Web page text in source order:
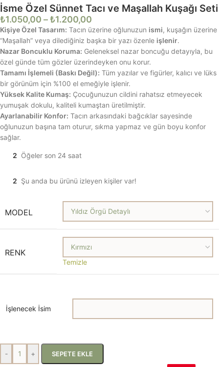
İsme Özel Sünnet Tacı ve Maşallah Kuşağı Seti
₺1.050,00 – ₺1.200,00
Kişiye Özel Tasarım: Tacın üzerine oğlunuzun ismi, kuşağın üzerine
“Maşallah” veya dilediğiniz başka bir yazı özenle işlenir.
Nazar Boncuklu Koruma: Geleneksel nazar boncuğu detayıyla, bu
özel günde tüm gözler üzerindeyken onu korur.
Tamamı İşlemeli (Baskı Değil): Tüm yazılar ve figürler, kalıcı ve lüks
bir görünüm için %100 el emeğiyle işlenir.
Yüksek Kalite Kumaş: Çocuğunuzun cildini rahatsız etmeyecek
yumuşak dokulu, kaliteli kumaştan üretilmiştir.
Ayarlanabilir Konfor: Tacın arkasındaki bağcıklar sayesinde
oğlunuzun başına tam oturur, sıkma yapmaz ve gün boyu konfor
sağlar.
2 Öğeler son 24 saat
2 Şu anda bu ürünü izleyen kişiler var!
MODEL
RENK
Temizle
İşlenecek İsim
- + SEPETE EKLE